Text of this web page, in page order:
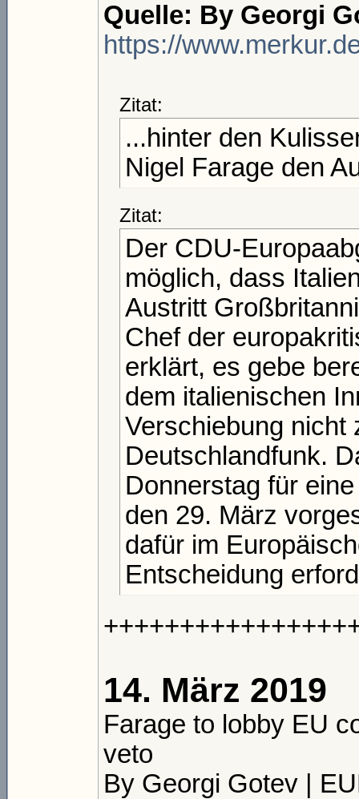
Quelle: By Georgi
https://
Zitat:
...hinter den
Nigel Farage den
Zitat:
Der CDU-
möglich, dass
Austritt
Chef der
erklärt, es gebe
dem italienischen
Verschiebung nicht
Deutschlandfunk.
Donnerstag für
den 29. März
dafür im
Entscheidung
14. März 2019
Farage to lobby EU
veto
By Georgi Gotev |